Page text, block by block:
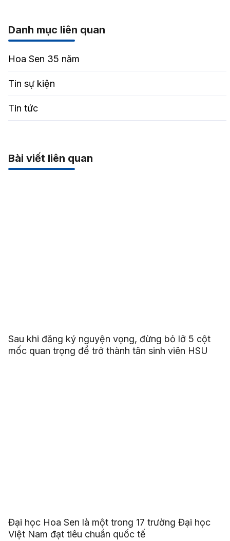
Danh mục liên quan
Hoa Sen 35 năm
Tin sự kiện
Tin tức
Bài viết liên quan
Sau khi đăng ký nguyện vọng, đừng bỏ lỡ 5 cột
mốc quan trọng để trở thành tân sinh viên HSU
Đại học Hoa Sen là một trong 17 trường Đại học
Việt Nam đạt tiêu chuẩn quốc tế